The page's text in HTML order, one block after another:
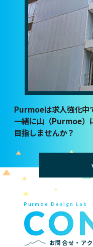
Purmoeは求人強化中
一緒に山（Purmoe）
目指しませんか？
Purmoe Design Lab
お問合せ・ア